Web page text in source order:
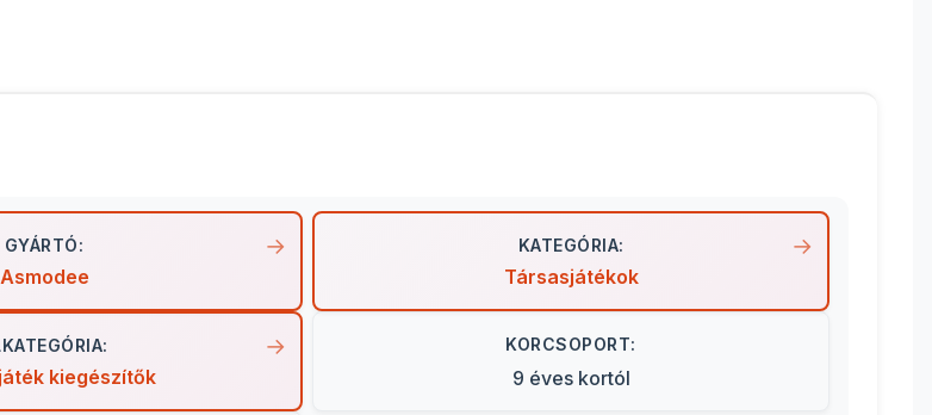
GYÁRTÓ:
Asmodee
KATEGÓRIA:
Társasjátékok
kiegészítők
KORCSOPORT:
9 éves kortól